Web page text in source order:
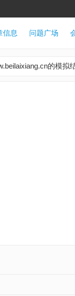
信息 问题广场
的模拟